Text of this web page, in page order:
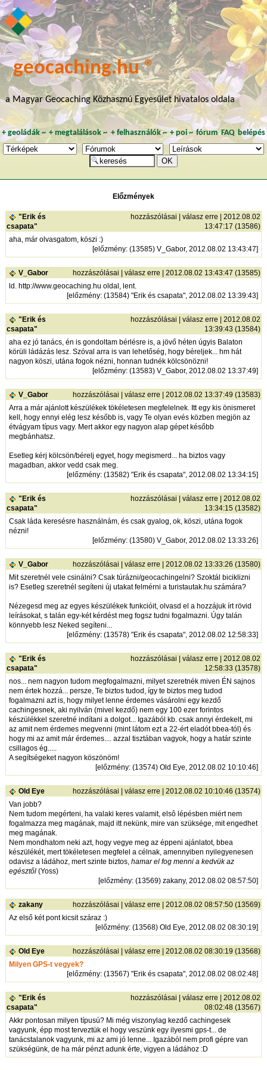
geocaching.hu ®
a Magyar Geocaching Közhasznú Egyesület hivatalos oldala
+geoládák~ +megtalálások~ + felhasználók~ +poi~ fórum FAQ belépés
Előzmények
"Erik és
csapata"
hozzászólásai válasz erre | 2012.08.02
13:47:17 (13586)
aha, már olvasgatom, köszi :)
[előzmény: (13585) V_Gabor, 2012.08.02 13:43:47]
V_Gabor hozzászólásai válasz erre | 2012.08.02 13:43:47 (13585)
ld. http://www.geocaching.hu oldal, lent.
[előzmény: (13584) "Erik és csapata", 2012.08.02 13:39:43]
"Erik és
csapata"
hozzászólásai válasz erre | 2012.08.02
13:39:43 (13584)
aha ez jó tanács, én is gondoltam bérlésre is, a jövő héten úgyis Balaton
körüli ládázás lesz. Szóval arra is van lehetőség, hogy béreljek... hm hát
nagyon köszi, utána fogok nézni, honnan tudnék kölcsönözni!
[előzmény: (13583) V_Gabor, 2012.08.02 13:37:49]
V_Gabor hozzászólásai válasz erre | 2012.08.02 13:37:49 (13583)
Arra a már ajánlott készülékek tökéletesen megfelelnek. Itt egy kis önismeret
kell, hogy ennyi elég lesz később is, vagy Te olyan evés közben megjön az
étvágyam típus vagy. Mert akkor egy nagyon alap gépet később
megbánhatsz.
Esetleg kérj kölcsön/bérelj egyet, hogy megismerd... ha biztos vagy
magadban, akkor vedd csak meg.
[előzmény: (13582) "Erik és csapata", 2012.08.02 13:34:15]
"Erik és
csapata"
hozzászólásai válasz erre | 2012.08.02
13:34:15 (13582)
Csak láda keresésre használnám, és csak gyalog, ok, köszi, utána fogok
nézni!
[előzmény: (13580) V_Gabor, 2012.08.02 13:33:26]
V_Gabor hozzászólásai válasz erre | 2012.08.02 13:33:26 (13580)
Mit szeretnél vele csinálni? Csak túrázni/geocachingelni? Szoktál biciklizni
is? Esetleg szeretnél segíteni új utakat felmérni a turistautak.hu számára?
Nézegesd meg az egyes készülékek funkcióit, olvasd el a hozzájuk írt rövid
leírásokat, s talán egy-két kérdést meg fogsz tudni fogalmazni. Úgy talán
könnyebb lesz Neked segíteni...
[előzmény: (13578) "Erik és csapata", 2012.08.02 12:58:33]
"Erik és
csapata"
hozzászólásai válasz erre | 2012.08.02
12:58:33 (13578)
nos... nem nagyon tudom megfogalmazni, milyet szeretnék miven ÉN sajnos
nem értek hozzá... persze, Te biztos tudod, így te biztos meg tudod
fogalmazni azt is, hogy milyet lenne érdemes vásárolni egy kezdő
cachingesnek, aki nyilván (mivel kezdő) nem egy 100 ezer forintos
készülékkel szeretné indítani a dolgot... Igazából kb. csak annyi érdekelt, mi
az amit nem érdemes megvenni (mint látom ezt a 22-ért eladót bbea-tól) és
hogy mi az amit már érdemes.... azzal tisztában vagyok, hogy a határ szinte
csillagos ég.....
A segítségeket nagyon köszönöm!
[előzmény: (13574) Old Eye, 2012.08.02 10:10:46]
Old Eye hozzászólásai válasz erre | 2012.08.02 10:10:46 (13574)
Van jobb?
Nem tudom megérteni, ha valaki keres valamit, elsô lépésben miért nem
fogalmazza meg magának, majd itt nekünk, mire van szüksége, mit engedhet
meg magának.
Nem mondhatom neki azt, hogy vegye meg az éppeni ajánlatot, bbea
készülékét, mert tökéletesen megfelel a célnak, amennyiben nyilegyenesen
odavisz a ládához, mert szinte biztos, hamar el fog menni a kedvük az
egésztől(Yoss)
[előzmény: (13569) zakany, 2012.08.02 08:57:50]
zakany hozzászólásai válasz erre | 2012.08.02 08:57:50 (13569)
Az első két pont kicsit száraz :)
[előzmény: (13568) Old Eye, 2012.08.02 08:30:19]
Old Eye hozzászólásai válasz erre | 2012.08.02 08:30:19 (13568)
Milyen GPS-t vegyek?
[előzmény: (13567) "Erik és csapata", 2012.08.02 08:02:48]
"Erik és
csapata"
hozzászólásai válasz erre | 2012.08.02
08:02:48 (13567)
Akkr pontosan milyen típusú? Mi még viszonylag kezdő cachingesek
vagyunk, épp most terveztük el hogy veszünk egy ilyesmi gps-t... de
tanácstalanok vagyunk, mi az ami jó lenne... Igazából nem profi gépre van
szükségünk, de ha már pénzt adunk érte, vigyen a ládához :D